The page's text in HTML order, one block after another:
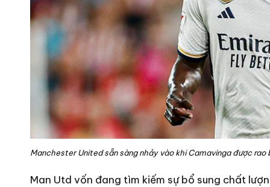
Manchester United sẵn sàng nhảy vào khi Camavinga được rao
Man Utd vốn đang tìm kiếm sự bổ sung chất